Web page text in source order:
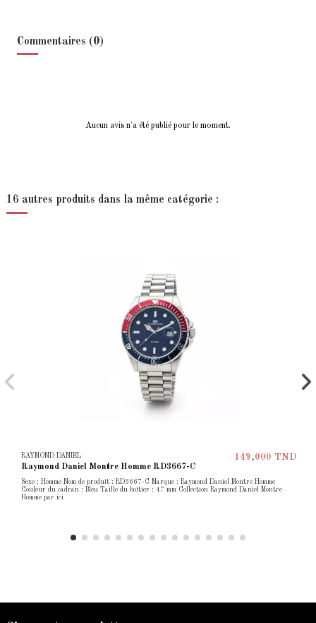
Commentaires (0)
Aucun avis n'a été publié pour le moment.
16 autres produits dans la même catégorie :
RAYMOND DANIEL
Raymond Daniel Montre Homme RD3667-C
149,000 TND
Sexe : Homme Nom de produit : RD3667-C Marque : Raymond Daniel Montre Homme
Couleur du cadran : Bleu Taille du boîtier : 47 mm Collection Raymond Daniel Montre
Homme par ici